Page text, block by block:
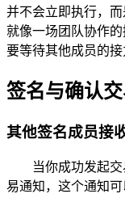
并不会立即执行，
就像一场团队协作
要等待其他成员的接
签名与确认
其他签名成员接
当你成功发起
易通知，这个通知